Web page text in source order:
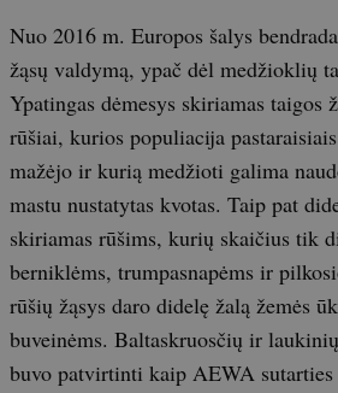
Nuo 2016 m. Europos šalys
žąsų valdymą, ypač dėl medžioklių
Ypatingas dėmesys skiriamas taigos
rūšiai, kurios populiacija
mažėjo ir kurią medžioti galima
mastu nustatytas kvotas. Taip pat
skiriamas rūšims, kurių skaičius tik
berniklėms, trumpasnapėms ir
rūšių žąsys daro didelę žalą žemės
buveinėms. Baltaskruosčių ir
buvo patvirtinti kaip AEWA sutarties